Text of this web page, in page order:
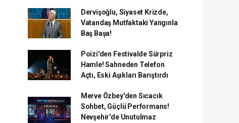
Dervişoğlu, Siyaset Krizde,
Vatandaş Mutfaktaki Yangınla
Baş Başa!
Poizi'den Festivalde Sürpriz
Hamle! Sahneden Telefon
Açtı, Eski Aşıkları Barıştırdı
Merve Özbey'den Sıcacık
Sohbet, Güçlü Performans!
Nevşehir'de Unutulmaz